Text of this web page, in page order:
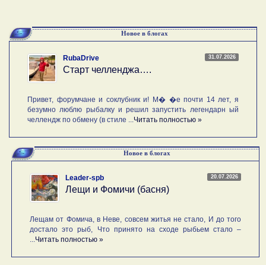
Новое в блогах
31.07.2026
RubaDrive
Старт челленджа….
Привет, форумчане и соклубник и! М� �е почти 14 лет, я
безумно люблю рыбалку и решил запустить легендарн ый
челлендж по обмену (в стиле ... Читать полностью »
Новое в блогах
20.07.2026
Leader-spb
Лещи и Фомичи (басня)
Лещам от Фомича, в Неве, совсем житья не стало, И до того
достало это рыб, Что принято на сходе рыбьем стало –
Читать полностью »